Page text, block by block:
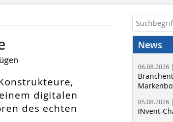
digitalen
des echten
News
06.08.2026 |
05.08.2026 |
INvent-